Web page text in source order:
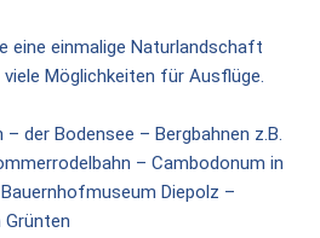
eine einmalige Naturlandschaft
Möglichkeiten für Ausflüge.
der Bodensee – Bergbahnen z.B.
– Cambodonum in
Diepolz –